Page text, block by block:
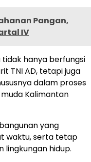
Pangan,
IV
hanya berfungsi
TNI AD, tetapi juga
dalam proses
Kalimantan
yang
waktu, serta tetap
hidup.